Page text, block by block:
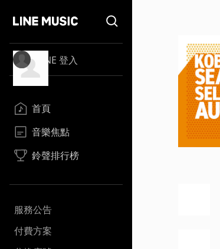
LINE 登入
首頁
音樂焦點
鈴聲排行榜
服務公告
付費方案